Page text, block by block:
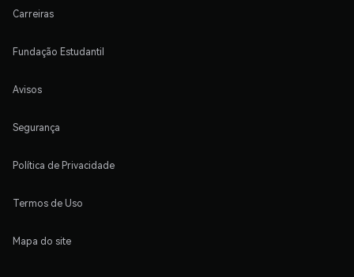
Carreiras
Fundação Estudantil
Avisos
Segurança
Política de Privacidade
Termos de Uso
Mapa do site